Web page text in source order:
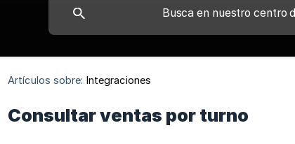
Artículos sobre: Integraciones
Consultar ventas por turno